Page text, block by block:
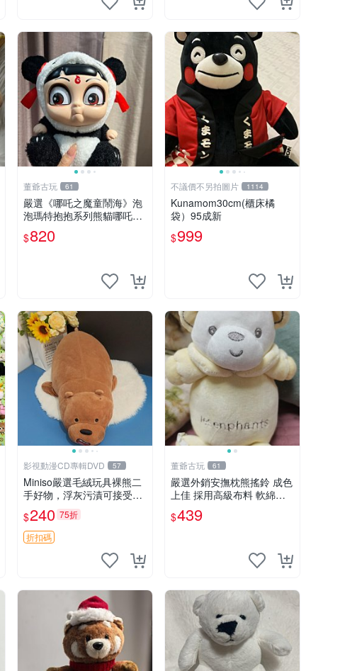
董爺古玩 61
嚴選《哪吒之魔童鬧海》泡
泡瑪特抱抱系列熊貓哪吒搪
膠臉毛絨， STATE：如圖顯
示 哪吒 毛絨公仔 泡泡瑪特
$820
不議價不另拍圖片 1114
Kunamom30cm(櫃床橘
袋）95成新
$999
影視動漫CD專輯DVD 57
Miniso嚴選毛絨玩具裸熊二
手好物，浮灰污漬可接受。
請詳閱照片再下單，售出不
退不換。全新品相收藏推
薦。 裸熊 毛絨玩具 收藏
$240 75折
折扣碼
董爺古玩 61
嚴選外銷安撫枕熊搖鈴 成色
上佳 採用高級布料 軟綿適
合收藏 安心選購 安撫枕 熊
玩具 搖鈴
$439